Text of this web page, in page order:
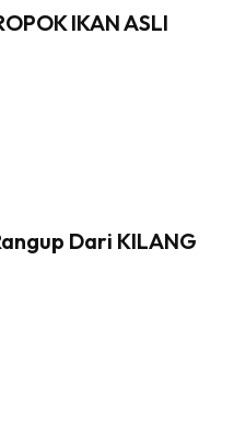
IKAN ASLI
Dari KILANG